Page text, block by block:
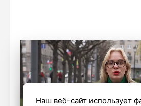
Наш веб-сайт использует